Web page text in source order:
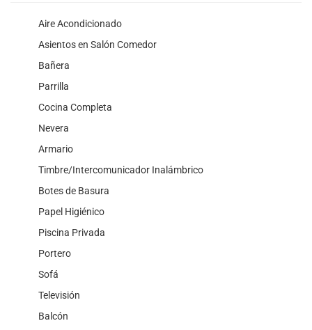
Aire Acondicionado
Asientos en Salón Comedor
Bañera
Parrilla
Cocina Completa
Nevera
Armario
Timbre/Intercomunicador Inalámbrico
Botes de Basura
Papel Higiénico
Piscina Privada
Portero
Sofá
Televisión
Balcón